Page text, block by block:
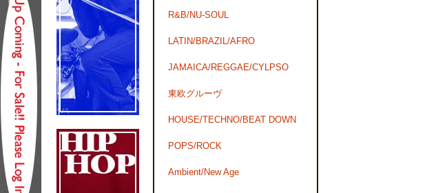
R&B/NU-SOUL
LATIN/BRAZIL/AFRO
JAMAICA/REGGAE/CYLPSO
東欧グルーヴ
HOUSE/TECHNO/BEAT DOWN
POPS/ROCK
Ambient/New Age